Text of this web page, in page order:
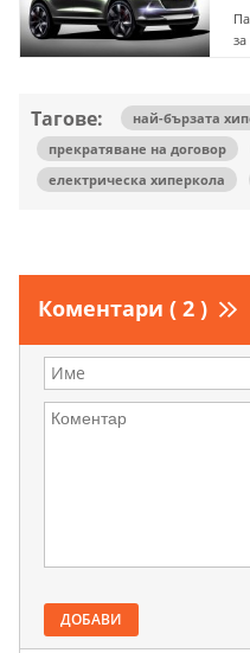
Тагове: най-бързата
прекратяване на договор
електрическа хиперкола
Коментари ( 2 )
ДОБАВИ